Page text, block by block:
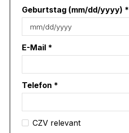
Geburtstag (mm/dd/yyyy) *
E-Mail *
Telefon *
CZV relevant